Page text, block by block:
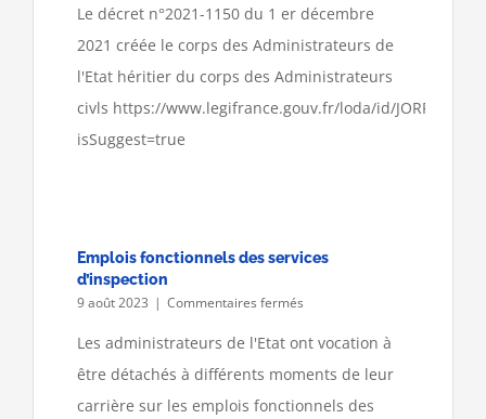
statut
corps
des
de
Le décret n°2021-1150 du 1 er décembre
2021 créée le corps des Administrateurs de
l'Etat héritier du corps des Administrateurs
civls https://www.legifrance.gouv.fr/loda/id/
isSuggest=true
Emplois fonctionnels des services
d’inspection
9 août 2023 | Commentaires fermés
fonctionnels
services
d’inspection
Les administrateurs de l'Etat ont vocation à
être détachés à différents moments de leur
carrière sur les emplois fonctionnels des